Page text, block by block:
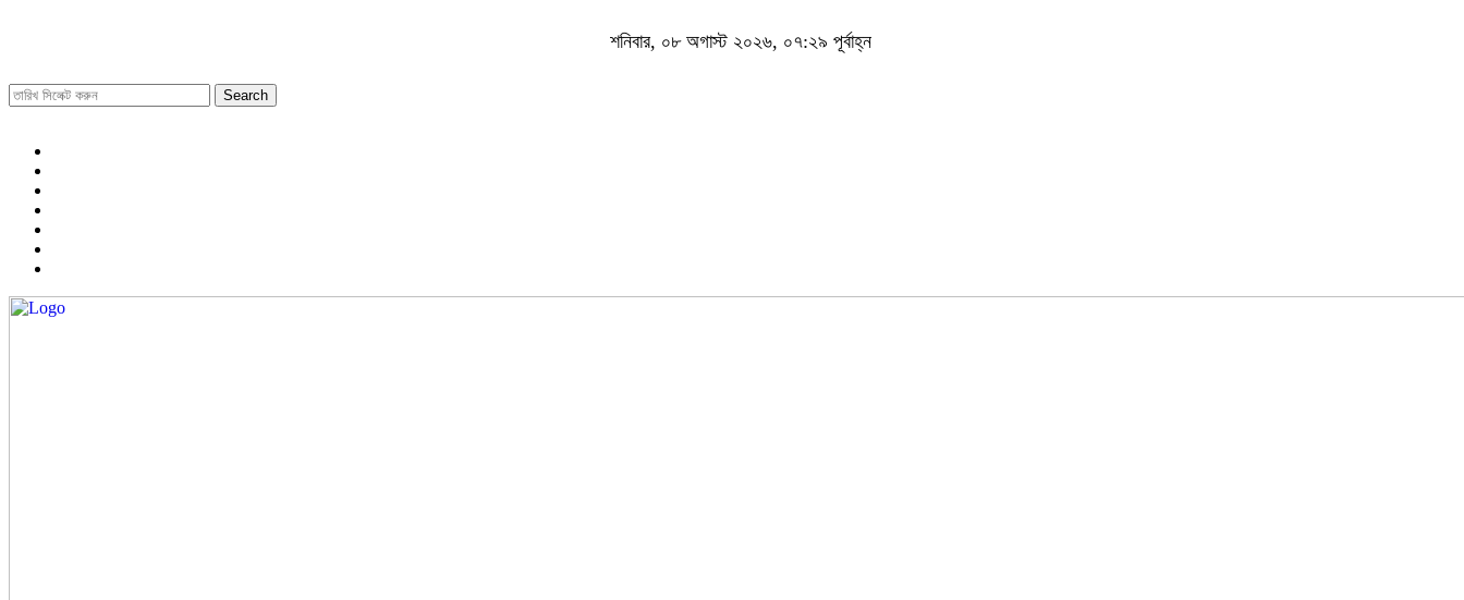
শনিবার, ০৮ অগাস্ট ২০২৬, ০৭:২৯ পূর্বাহ্ন
Search